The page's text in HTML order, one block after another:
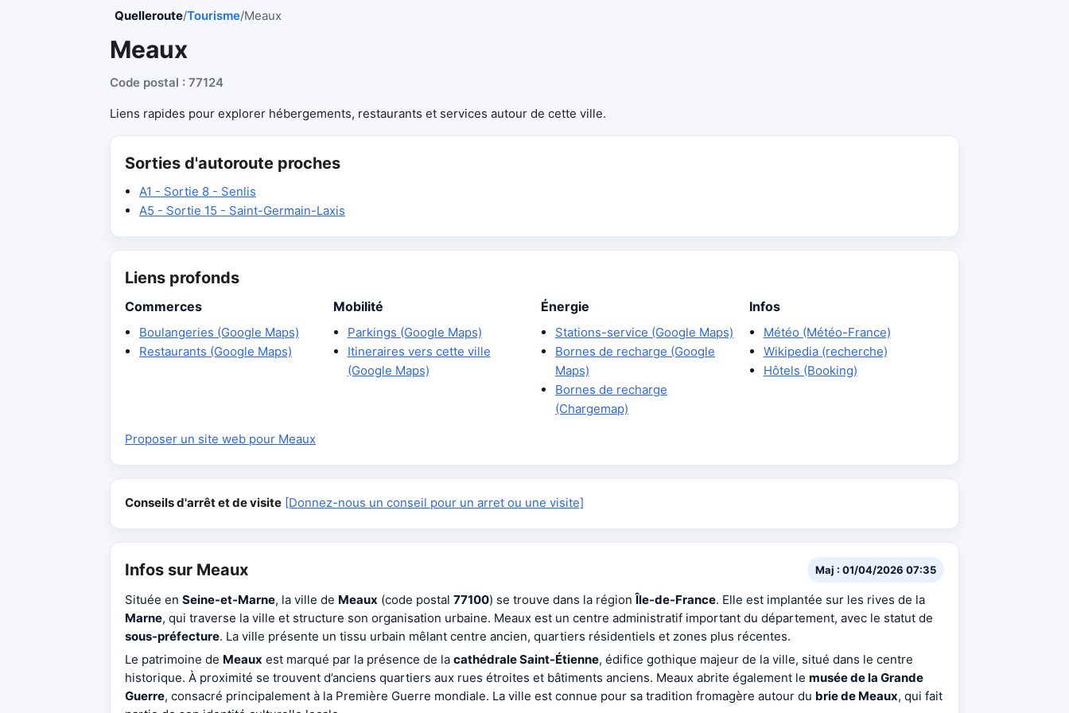
Quelleroute/Tourisme/Meaux
Meaux
Code postal : 77124
Liens rapides pour explorer hébergements, restaurants et services autour de cette ville.
Sorties d'autoroute proches
A1 - Sortie 8 - Senlis
A5 - Sortie 15 - Saint-Germain-Laxis
Liens profonds
Commerces
Boulangeries (Google Maps)
Restaurants (Google Maps)
Mobilité
Parkings (Google Maps)
Itineraires vers cette ville
(Google Maps)
Énergie
Stations-service (Google Maps)
Bornes de recharge (Google
Maps)
Bornes de recharge
(Chargemap)
Infos
Météo (Météo-France)
Wikipedia (recherche)
Hôtels (Booking)
Proposer un site web pour Meaux
Conseils d'arrêt et de visite [Donnez-nous un conseil pour un arret ou une visite]
Infos sur Meaux Maj : 01/04/2026 07:35
Située en Seine-et-Marne, la ville de Meaux (code postal 77100) se trouve dans la régionÎle-de-France. Elle est implantée sur les rives de la
Marne, qui traverse la ville et structure son organisation urbaine. Meaux est un centre administratif important du département, avec le statut de
sous-préfecture. La ville présente un tissu urbain mêlant centre ancien, quartiers résidentiels et zones plus récentes.
Le patrimoine de Meaux est marqué par la présence de la cathédrale Saint-Étienne, édifice gothique majeur de la ville, situé dans le centre
historique. À proximité se trouvent d’anciens quartiers aux rues étroites et bâtiments anciens. Meaux abrite également le musée de la Grande
Guerre, consacré principalement à la Première Guerre mondiale. La ville est connue pour sa tradition fromagère autour du brie de Meaux, qui fait